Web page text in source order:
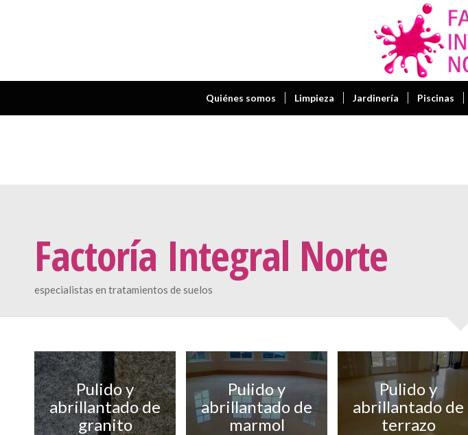
Quiénes somos Limpieza Jardinería Piscinas
Factoría Integral Norte
especialistas en tratamientos de suelos
Pulido y
abrillantado de
granito
Pulido y
abrillantado de
marmol
Pulido y
abrillantado de
terrazo